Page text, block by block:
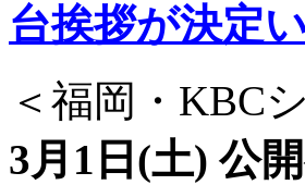
台挨拶が決定
＜福岡・KBC
3月1日(土) 公